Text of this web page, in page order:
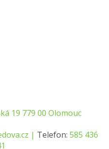
19 779 00 Olomouc
| Telefon: 585 436